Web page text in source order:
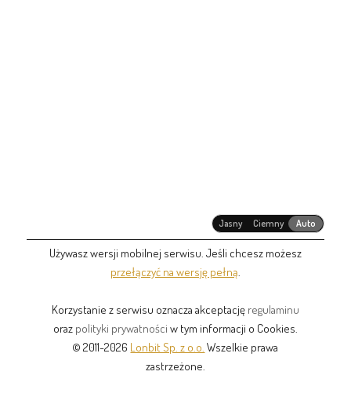
Jasny Ciemny Auto
Używasz wersji mobilnej serwisu. Jeśli chcesz możesz
przełączyć na wersję pełną
Korzystanie z serwisu oznacza akceptację regulaminu
oraz polityki prywatności w tym informacji o Cookies.
© 2011-2026 Lonbit Sp. z o.o. Wszelkie prawa
zastrzeżone.